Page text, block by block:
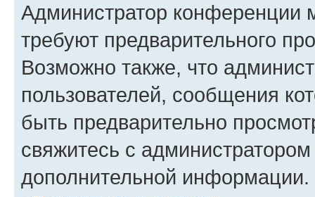
Администратор конференции
требуют предварительного
Возможно также, что
пользователей, сообщения
быть предварительно
свяжитесь с
дополнительной информации.